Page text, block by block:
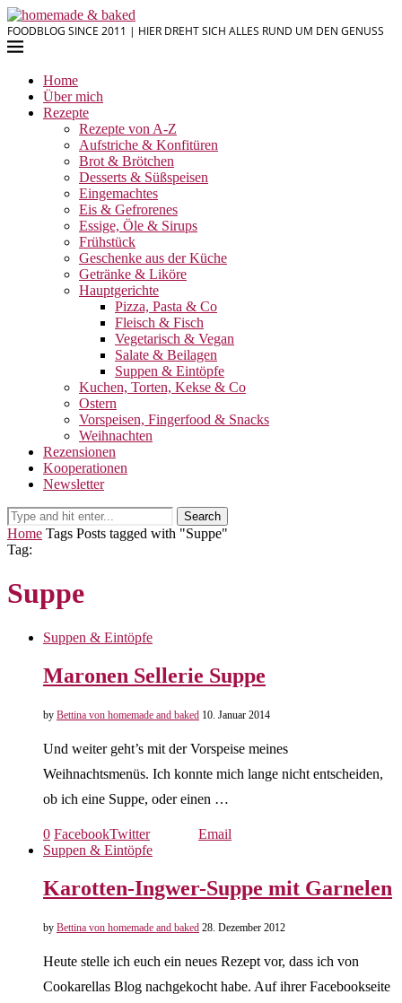
FOODBLOG SINCE 2011 | HIER DREHT SICH ALLES RUND UM DEN GENUSS
Home
Über mich
Rezepte
Rezepte von A-Z
Aufstriche & Konfitüren
Brot & Brötchen
Desserts & Süßspeisen
Eingemachtes
Eis & Gefrorenes
Essige, Öle & Sirups
Frühstück
Geschenke aus der Küche
Getränke & Liköre
Hauptgerichte
Pizza, Pasta & Co
Fleisch & Fisch
Vegetarisch & Vegan
Salate & Beilagen
Suppen & Eintöpfe
Kuchen, Torten, Kekse & Co
Ostern
Vorspeisen, Fingerfood & Snacks
Weihnachten
Rezensionen
Kooperationen
Newsletter
Search
Home Tags Posts tagged with "Suppe"
Tag:
Suppe
Suppen & Eintöpfe
Maronen Sellerie Suppe
by Bettina von homemade and baked 10. Januar 2014
Und weiter geht’s mit der Vorspeise meines
Weihnachtsmenüs. Ich konnte mich lange nicht entscheiden,
ob ich eine Suppe, oder einen …
0 FacebookTwitter
Email
Suppen & Eintöpfe
Karotten-Ingwer-Suppe mit Garnelen
by Bettina von homemade and baked 28. Dezember 2012
Heute stelle ich euch ein neues Rezept vor, dass ich von
Cookarellas Blog nachgekocht habe. Auf ihrer Facebookseite